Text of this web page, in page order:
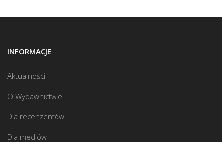
INFORMACJE
Aktualności
O Wydawnictwie
Dla recenzentów
Dla mediów